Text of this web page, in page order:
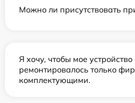
Можно ли присутствовать
Я хочу, чтобы мое устройство
ремонтировалось только
комплектующими.